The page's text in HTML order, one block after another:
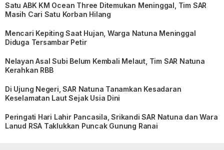
Satu ABK KM Ocean Three Ditemukan Meninggal, Tim SAR
Masih Cari Satu Korban Hilang
Mencari Kepiting Saat Hujan, Warga Natuna Meninggal
Diduga Tersambar Petir
Nelayan Asal Subi Belum Kembali Melaut, Tim SAR Natuna
Kerahkan RBB
Di Ujung Negeri, SAR Natuna Tanamkan Kesadaran
Keselamatan Laut Sejak Usia Dini
Peringati Hari Lahir Pancasila, Srikandi SAR Natuna dan Wara
Lanud RSA Taklukkan Puncak Gunung Ranai